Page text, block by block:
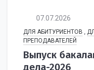
07.07.2026
ДЛЯ АБИТУРИЕНТОВ
ПРЕПОДАВАТЕЛЕЙ
Выпуск
дела-2026